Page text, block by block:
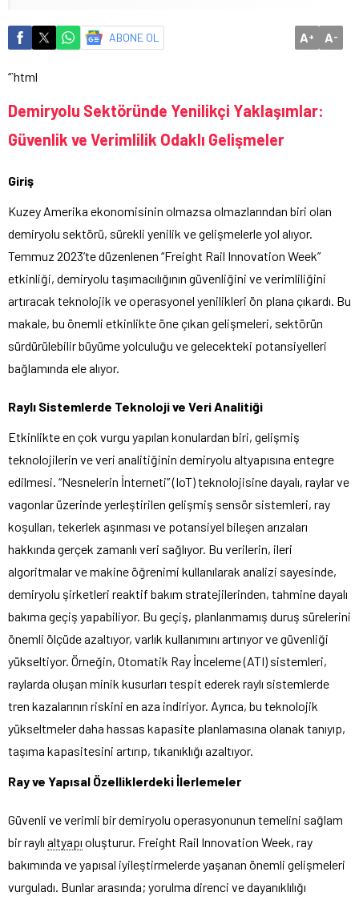
ABONE OL A+ A-
“`html
Demiryolu Sektöründe Yenilikçi Yaklaşımlar:
Güvenlik ve Verimlilik Odaklı Gelişmeler
Giriş
Kuzey Amerika ekonomisinin olmazsa olmazlarından biri olan
demiryolu sektörü, sürekli yenilik ve gelişmelerle yol alıyor.
Temmuz 2023’te düzenlenen “Freight Rail Innovation Week”
etkinliği, demiryolu taşımacılığının güvenliğini ve verimliliğini
artıracak teknolojik ve operasyonel yenilikleri ön plana çıkardı. Bu
makale, bu önemli etkinlikte öne çıkan gelişmeleri, sektörün
sürdürülebilir büyüme yolculuğu ve gelecekteki potansiyelleri
bağlamında ele alıyor.
Raylı Sistemlerde Teknoloji ve Veri Analitiği
Etkinlikte en çok vurgu yapılan konulardan biri, gelişmiş
teknolojilerin ve veri analitiğinin demiryolu altyapısına entegre
edilmesi. “Nesnelerin İnterneti” (IoT) teknolojisine dayalı, raylar ve
vagonlar üzerinde yerleştirilen gelişmiş sensör sistemleri, ray
koşulları, tekerlek aşınması ve potansiyel bileşen arızaları
hakkında gerçek zamanlı veri sağlıyor. Bu verilerin, ileri
algoritmalar ve makine öğrenimi kullanılarak analizi sayesinde,
demiryolu şirketleri reaktif bakım stratejilerinden, tahmine dayalı
bakıma geçiş yapabiliyor. Bu geçiş, planlanmamış duruş sürelerini
önemli ölçüde azaltıyor, varlık kullanımını artırıyor ve güvenliği
yükseltiyor. Örneğin, Otomatik Ray İnceleme (ATI) sistemleri,
raylarda oluşan minik kusurları tespit ederek raylı sistemlerde
tren kazalarının riskini en aza indiriyor. Ayrıca, bu teknolojik
yükseltmeler daha hassas kapasite planlamasına olanak tanıyıp,
taşıma kapasitesini artırıp, tıkanıklığı azaltıyor.
Ray ve Yapısal Özelliklerdeki İlerlemeler
Güvenli ve verimli bir demiryolu operasyonunun temelini sağlam
bir raylı altyapı oluşturur. Freight Rail Innovation Week, ray
bakımında ve yapısal iyileştirmelerde yaşanan önemli gelişmeleri
vurguladı. Bunlar arasında; yorulma direnci ve dayanıklılığı